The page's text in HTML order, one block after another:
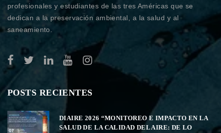
profesionales y estudiantes de las tres Américas que se
dedican a la preservación ambiental, a la salud y al
saneamiento.
POSTS RECIENTES
DIAIRE 2026 “MONITOREO E IMPACTO EN LA
SALUD DE LA CALIDAD DEL AIRE: DE LO